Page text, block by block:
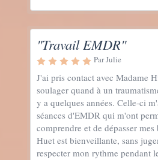
"Travail EMDR"
Par Julie
J'ai pris contact avec Madame
soulager quand à un
y a quelques années. Celle-ci
séances d'EMDR qui m'ont
comprendre et de dépasser
Huet est bienveillante, sans
respecter mon rythme pendant